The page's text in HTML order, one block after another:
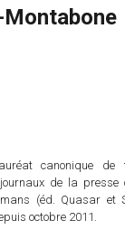
r
canonique de
de la presse
(éd. Quasar et
octobre 2011.